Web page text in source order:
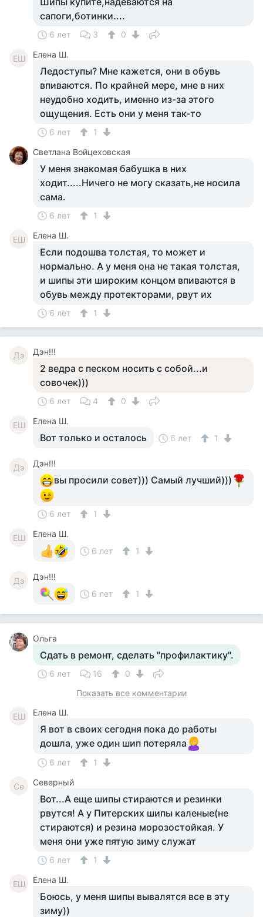
сапоги,ботинки....
6 лет 3 0
ЕШ Елена Ш.
Ледоступы? Мне кажется, они в обувь
впиваются. По крайней мере, мне в них
неудобно ходить, именно из-за этого
ощущения. Есть они у меня так-то
6 лет
1
Светлана Войцеховская
У меня знакомая бабушка в них
ходит.....Ничего не могу сказать,не носила
сама.
6 лет 1
ЕШ Елена Ш.
Если подошва толстая, то может и
нормально. А у меня она не такая толстая,
и шипы эти широким концом впиваются в
обувь между протекторами, рвут их
6 лет 1
Дэ Дэн!!!
2 ведра с песком носить с собой...и
совочек)))
6 лет 4 0
ЕШ Елена Ш.
Вот только и осталось 6 лет 1
Дэ Дэн!!!
вы просили совет))) Самый лучший)))
6 лет 1
ЕШ
Елена Ш.
6 лет
1
Дэ
Дэн!!!
6 лет
1
Ольга
Сдать в ремонт, сделать "профилактику".
6 лет 16
0
Показать все комментарии
ЕШ Елена Ш.
Я вот в своих сегодня пока до работы
дошла, уже один шип потеряла
6 лет 1
Се Северный
Вот...А еще шипы стираются и резинки
рвутся! А у Питерских шипы каленые(не
стираются) и резина морозостойкая. У
меня они уже пятую зиму служат
6 лет 1
ЕШ Елена Ш.
Боюсь, у меня шипы вывалятся все в эту
зиму))